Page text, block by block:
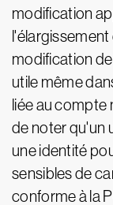
modification
modification
utile même
liée au compte
de noter qu'un
une identité
sensibles de
conforme à la